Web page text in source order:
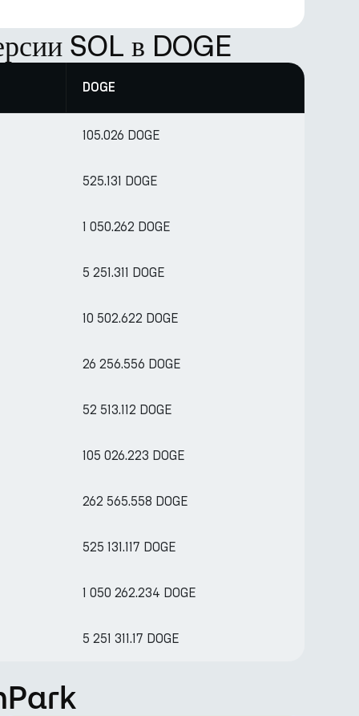
SOL в DOGE
DOGE
105.026 DOGE
525.131 DOGE
1 050.262 DOGE
5 251.311 DOGE
10 502.622 DOGE
26 256.556 DOGE
52 513.112 DOGE
105 026.223 DOGE
262 565.558 DOGE
525 131.117 DOGE
1 050 262.234 DOGE
5 251 311.17 DOGE